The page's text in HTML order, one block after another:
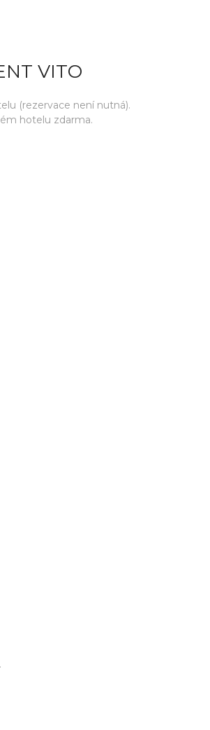
VITO
(rezervace není nutná).
hotelu zdarma.